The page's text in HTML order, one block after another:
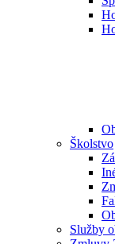
Školstvo
Služby